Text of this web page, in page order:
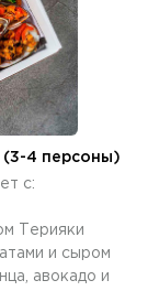
(3-4 персоны)
с:
Терияки
и сыром
авокадо и